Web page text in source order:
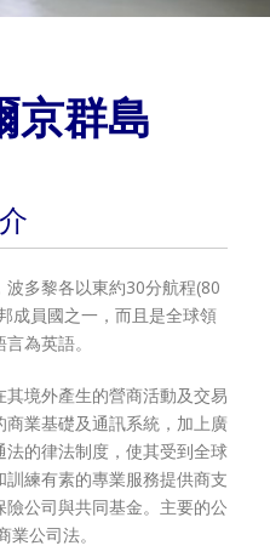
京群島
多黎各以東約30分航程(80
成員國之一，而且是全球領
為英語。
境外產生的營商活動及交易
業基礎及通訊系統，加上廣
的律法制度，使其受到全球
練有素的專業服務提供商支
公司與共同基金。主要的公
公司法。